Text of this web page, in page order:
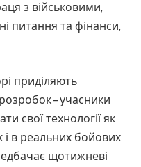
з військовими,
питання та фінанси,
приділяють
– учасники
свої технології як
і в реальних бойових
щотижневі